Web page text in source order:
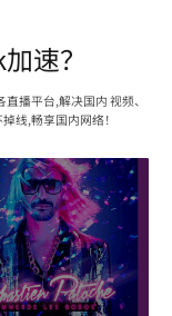
速？
播平台,解决国内 视频、
线,畅享国内网络！